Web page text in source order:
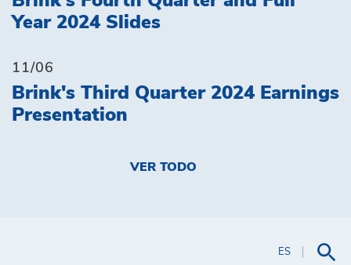
ES
Year 2024 Slides
11/06
Brink's Third Quarter 2024 Earnings
Presentation
VER TODO